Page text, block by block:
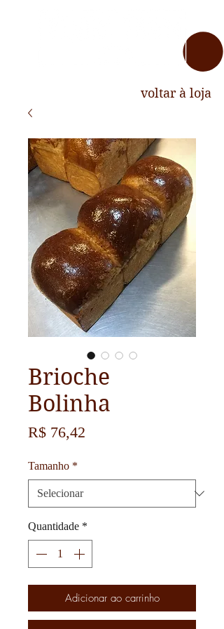
voltar à loja
Brioche
Bolinha
R$ 76,42
Tamanho *
Quantidade *
Adicionar ao carrinho